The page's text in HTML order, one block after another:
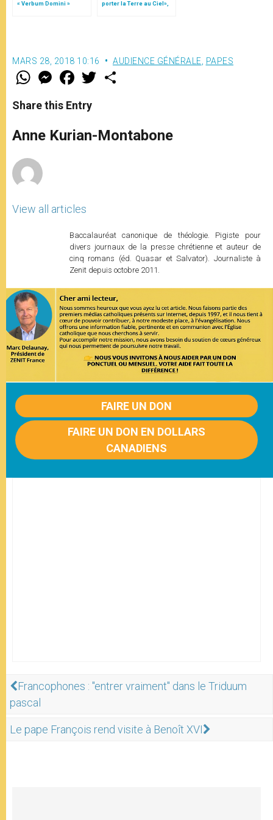
« Verbum Domini »
porter la Terre au Ciel»,
MARS 28, 2018 10:16 AUDIENCE GÉNÉRALE, PAPES
W
t
s
p
p
M
e
s
e
g
e
F
a
e
b
o
k
w
r
Share this Entry
Anne Kurian-Montabone
View all articles
Baccalauréat canonique de théologie. Pigiste pour
divers journaux de la presse chrétienne et auteur de
cinq romans (éd. Quasar et Salvator). Journaliste à
Zenit depuis octobre 2011.
FAIRE UN DON
FAIRE UN DON EN DOLLARS
CANADIENS
Francophones : "entrer vraiment" dans le Triduum
pascal
Le pape François rend visite à Benoît XVI